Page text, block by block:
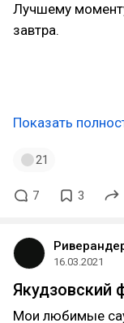
Лучшему
завтра.
Показать
21
7 3
16.03.2021
Якудзовский
Мои любимые